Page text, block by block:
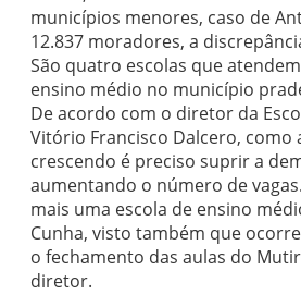
municípios menores, caso de
12.837 moradores, a
São quatro escolas que
ensino médio no município
De acordo com o diretor da
Vitório Francisco Dalcero, como
crescendo é preciso suprir a
aumentando o número de
mais uma escola de ensino
Cunha, visto também que
o fechamento das aulas do
diretor.